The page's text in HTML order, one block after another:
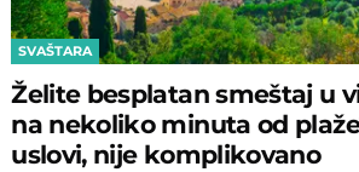
SVAŠTARA
Želite besplatan smeštaj u
na nekoliko minuta od
uslovi, nije komplikovano